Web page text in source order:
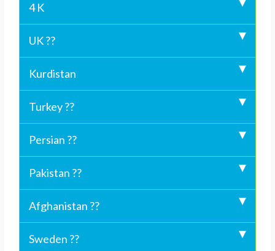
4 K
UK ??
Kurdistan
Turkey ??
Persian ??
Pakistan ??
Afghanistan ??
Sweden ??